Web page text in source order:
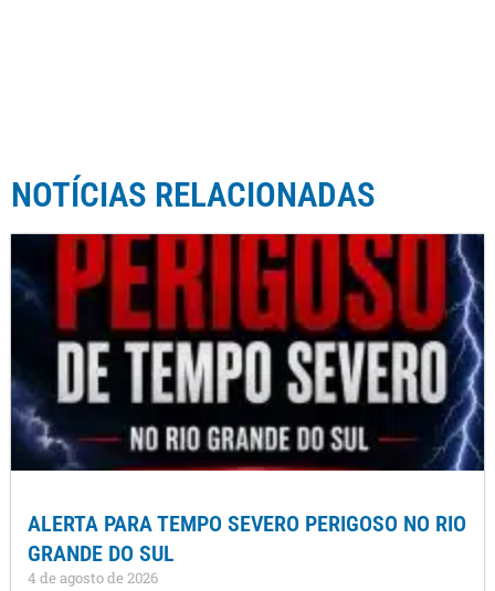
NOTÍCIAS RELACIONADAS
ALERTA PARA TEMPO SEVERO PERIGOSO NO RIO
GRANDE DO SUL
4 de agosto de 2026